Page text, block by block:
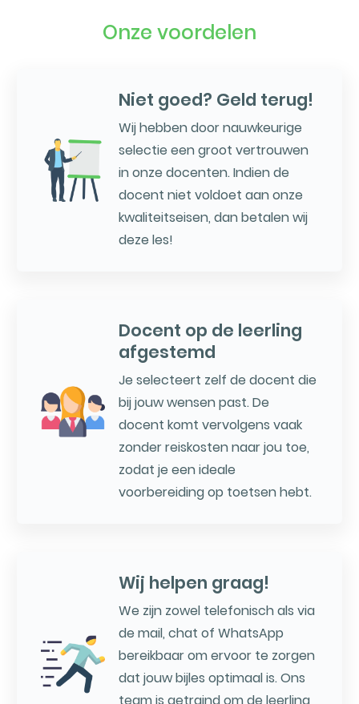
Onze voordelen
Niet goed? Geld terug!
Wij hebben door nauwkeurige
selectie een groot vertrouwen
in onze docenten. Indien de
docent niet voldoet aan onze
kwaliteitseisen, dan betalen wij
deze les!
Docent op de leerling
afgestemd
Je selecteert zelf de docent die
bij jouw wensen past. De
docent komt vervolgens vaak
zonder reiskosten naar jou toe,
zodat je een ideale
voorbereiding op toetsen hebt.
Wij helpen graag!
We zijn zowel telefonisch als via
de mail, chat of WhatsApp
bereikbaar om ervoor te zorgen
dat jouw bijles optimaal is. Ons